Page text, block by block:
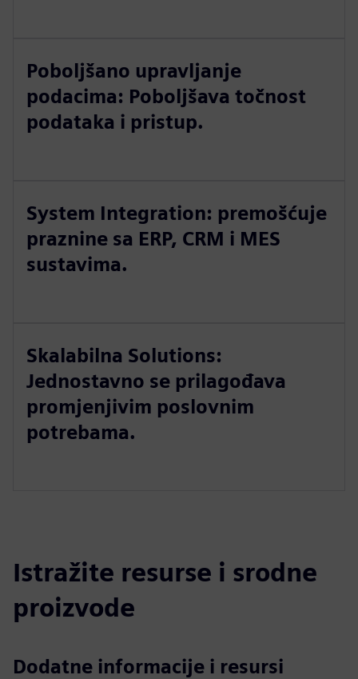
Poboljšano upravljanje
podacima: Poboljšava točnost
podataka i pristup.
System Integration: premošćuje
praznine sa ERP, CRM i MES
sustavima.
Skalabilna Solutions:
Jednostavno se prilagođava
promjenjivim poslovnim
potrebama.
Istražite resurse i srodne
proizvode
Dodatne informacije i resursi